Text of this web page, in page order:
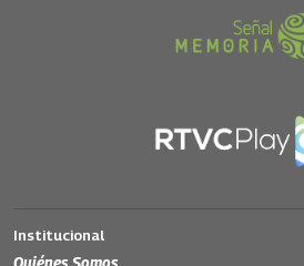
Institucional
Quiénes Somos